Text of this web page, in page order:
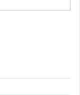
et tout équipé.